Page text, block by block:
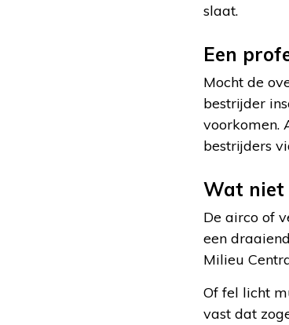
slaat.
Een
Mocht de
bestrijder
voorkomen.
bestrijders
Wat niet
De airco of
een
Milieu
Of fel licht
vast dat